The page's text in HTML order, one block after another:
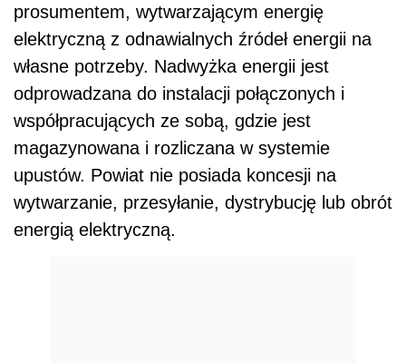
prosumentem, wytwarzającym energię
elektryczną z odnawialnych źródeł energii na
własne potrzeby. Nadwyżka energii jest
odprowadzana do instalacji połączonych i
współpracujących ze sobą, gdzie jest
magazynowana i rozliczana w systemie
upustów. Powiat nie posiada koncesji na
wytwarzanie, przesyłanie, dystrybucję lub obrót
energią elektryczną.